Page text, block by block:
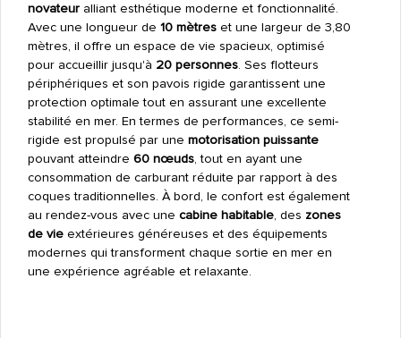
novateuralliant esthétique moderne et fonctionnalité.
Avec une longueur de 10 mètreset une largeur de 3,80
mètres, il offre un espace de vie spacieux, optimisé
pour accueillir jusqu'à 20 personnes. Ses flotteurs
périphériques et son pavois rigide garantissent une
protection optimale tout en assurant une excellente
stabilité en mer. En termes de performances, ce semi-
rigide est propulsé par une motorisation puissante
pouvant atteindre 60 nœuds, tout en ayant une
consommation de carburant réduite par rapport à des
coques traditionnelles. À bord, le confort est également
au rendez-vous avec une cabine habitable, des zones
de vieextérieures généreuses et des équipements
modernes qui transforment chaque sortie en mer en
une expérience agréable et relaxante.